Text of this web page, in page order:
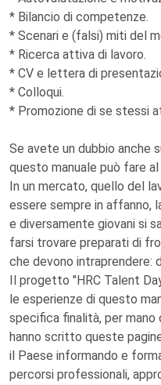
* Bilancio di competenze.
* Scenari e (falsi) miti del
* Ricerca attiva di lavoro.
* CV e lettera di
* Colloqui.
* Promozione di se stessi
Se avete un dubbio anche
questo manuale può fare
In un mercato, quello del
essere sempre in affanno,
e diversamente giovani si
farsi trovare preparati di
che devono intraprendere:
Il progetto "HRC Talent
le esperienze di questo
specifica finalità, per mano
hanno scritto queste
il Paese informando e
percorsi professionali,